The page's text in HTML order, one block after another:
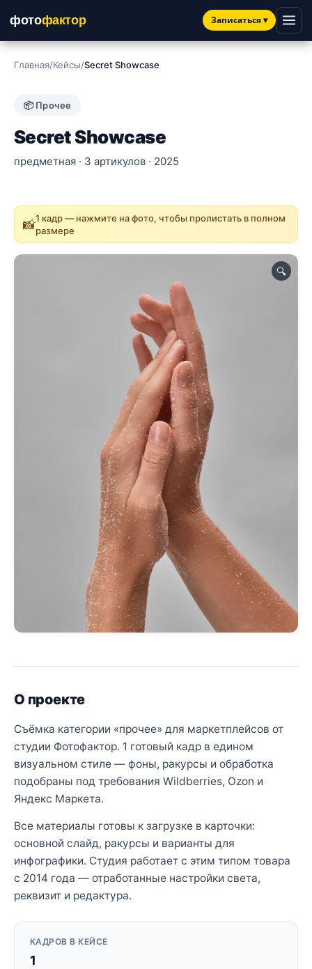
фотофактор Записаться▾
Главная/Кейсы/Secret Showcase
📦 Прочее
Secret Showcase
предметная · 3 артикулов · 2025
📸1 кадр — нажмите на фото, чтобы пролистать в полном
размере
🔍
О проекте
Съёмка категории «прочее» для маркетплейсов от
студии Фотофактор. 1 готовый кадр в едином
визуальном стиле — фоны, ракурсы и обработка
подобраны под требования Wildberries, Ozon и
Яндекс Маркета.
Все материалы готовы к загрузке в карточки:
основной слайд, ракурсы и варианты для
инфографики. Студия работает с этим типом товара
с 2014 года — отработанные настройки света,
реквизит и редактура.
КАДРОВ В КЕЙСЕ
1